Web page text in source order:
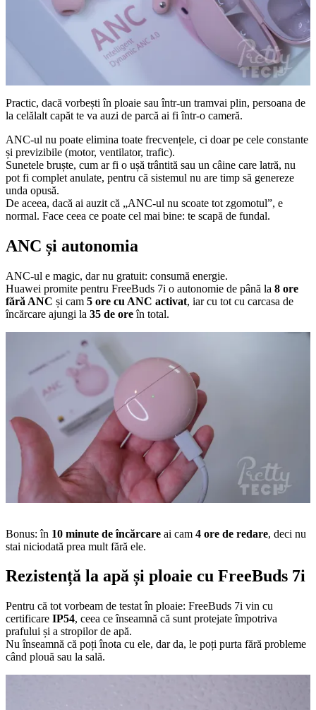
Practic, dacă vorbești în ploaie sau într-un tramvai plin, persoana de
la celălalt capăt te va auzi de parcă ai fi într-o cameră.
ANC-ul nu poate elimina toate frecvențele, ci doar pe cele constante
și previzibile (motor, ventilator, trafic).
Sunetele bruște, cum ar fi o ușă trântită sau un câine care latră, nu
pot fi complet anulate, pentru că sistemul nu are timp să genereze
unda opusă.
De aceea, dacă ai auzit că „ANC-ul nu scoate tot zgomotul”, e
normal. Face ceea ce poate cel mai bine: te scapă de fundal.
ANC și autonomia
ANC-ul e magic, dar nu gratuit: consumă energie.
Huawei promite pentru FreeBuds 7i o autonomie de până la 8 ore
fără ANC și cam 5 ore cu ANC activat, iar cu tot cu carcasa de
încărcare ajungi la 35 de oreîn total.
Bonus: în 10 minute de încărcare ai cam 4 ore de redare, deci nu
stai niciodată prea mult fără ele.
Rezistență la apă și ploaie cu FreeBuds 7i
Pentru că tot vorbeam de testat în ploaie: FreeBuds 7i vin cu
certificare IP54, ceea ce înseamnă că sunt protejate împotriva
prafului și a stropilor de apă.
Nu înseamnă că poți înota cu ele, dar da, le poți purta fără probleme
când plouă sau la sală.